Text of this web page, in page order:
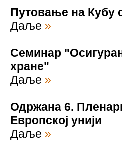
Путовање на Кубу
Даље »
Семинар
хране"
Даље »
Одржана 6.
Европској унији
Даље »